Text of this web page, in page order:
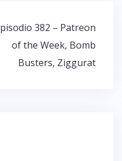
382 – Patreon
of the Week, Bomb
Busters, Ziggurat